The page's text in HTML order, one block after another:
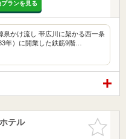
ランを見る
泉かけ流し 帯広川に架かる西一条
年）に開業した鉄筋9階…
お気に入
りに追加
テル